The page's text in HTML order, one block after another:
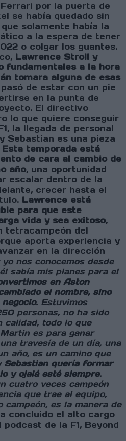
por la puerta de
se había quedado sin
solamente había la
a la espera de tener
o colgar los guantes.
Lawrence Stroll y
fundamentales a la hora
tomara alguna de esas
de estar con un pie
en la punta de
El directivo
lo que quiere conseguir
la llegada de personal
Sebastian es una pieza
Esta temporada está
de cara al cambio de
año, una oportunidad
escalar dentro de la
crecer hasta el
Lawrence está
para que este
vida y sea exitoso,
tetracampeón del
aporta experiencia y
en la dirección
nos conocemos desde
sabía mis planes para el
en Aston
el nombre, sino
. Estuvimos
personas, no ha sido
calidad, todo lo que
es para ganar
travesía de un día, una
año, es un camino que
Sebastian quería formar
y ojalá esté siempre.
cuatro veces campeón
que trae al equipo,
campeón, es la manera de
concluido el alto cargo
de la F1, Beyond